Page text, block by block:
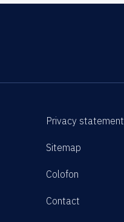
Privacy statement
Sitemap
Colofon
Contact